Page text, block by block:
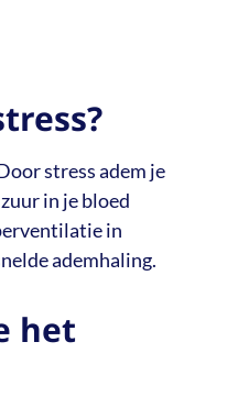
stress adem je
in je bloed
in
ademhaling.
het